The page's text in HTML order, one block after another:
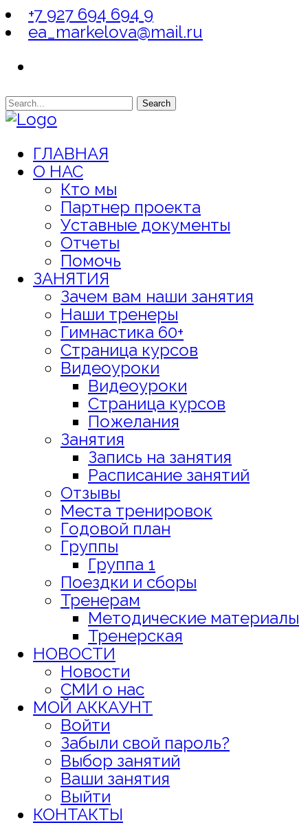
+7 927 694 694 9
ea_markelova@mail.ru
Search
ГЛАВНАЯ
О НАС
Кто мы
Партнер проекта
Уставные документы
Отчеты
Помочь
ЗАНЯТИЯ
Зачем вам наши занятия
Наши тренеры
Гимнастика 60+
Страница курсов
Видеоуроки
Видеоуроки
Страница курсов
Пожелания
Занятия
Запись на занятия
Расписание занятий
Отзывы
Места тренировок
Годовой план
Группы
Группа 1
Поездки и сборы
Тренерам
Методические материалы
Тренерская
НОВОСТИ
Новости
СМИ о нас
МОЙ АККАУНТ
Войти
Забыли свой пароль?
Выбор занятий
Ваши занятия
Выйти
КОНТАКТЫ